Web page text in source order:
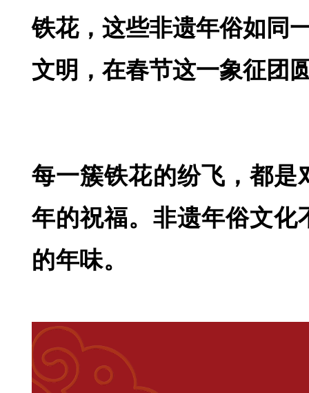
铁花，这些非遗年俗如同
文明，在春节这一象征团
每一簇铁花的纷飞，都
年的祝福。非遗年俗文
的年味。